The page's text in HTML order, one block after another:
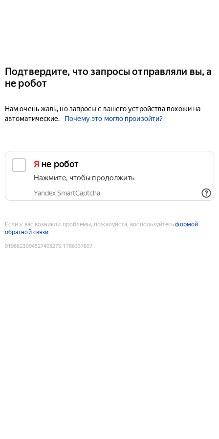
Подтвердите, что запросы отправляли вы, а
не робот
Нам очень жаль, но запросы с вашего устройства похожи на
автоматические.
Почему это могло произойти?
Я не робот
Нажмите, чтобы продолжить
Yandex SmartCaptcha
Если у вас возникли проблемы, пожалуйста, воспользуйтесьформой
обратной связи
9198623094527403275:1786337607